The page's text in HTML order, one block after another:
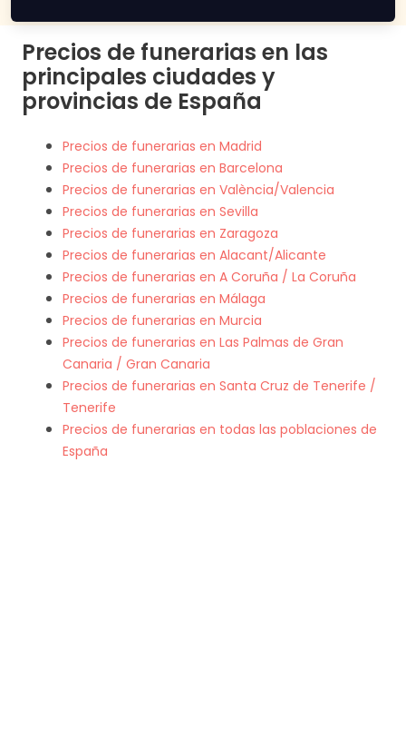
Precios de funerarias en las
principales ciudades y
provincias de España
Precios de funerarias en Madrid
Precios de funerarias en Barcelona
Precios de funerarias en València/Valencia
Precios de funerarias en Sevilla
Precios de funerarias en Zaragoza
Precios de funerarias en Alacant/Alicante
Precios de funerarias en A Coruña / La Coruña
Precios de funerarias en Málaga
Precios de funerarias en Murcia
Precios de funerarias en Las Palmas de Gran
Canaria / Gran Canaria
Precios de funerarias en Santa Cruz de Tenerife /
Tenerife
Precios de funerarias en todas las poblaciones de
España